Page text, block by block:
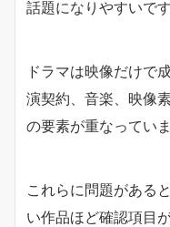
話題になりやすいです
ドラマは映像だけで
演契約、音楽、映像
の要素が重なっていま
これらに問題がある
い作品ほど確認項目